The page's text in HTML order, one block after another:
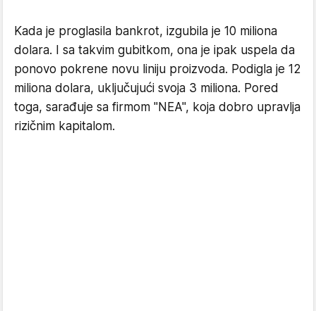
Kada je proglasila bankrot, izgubila je 10 miliona
dolara. I sa takvim gubitkom, ona je ipak uspela da
ponovo pokrene novu liniju proizvoda. Podigla je 12
miliona dolara, uključujući svoja 3 miliona. Pored
toga, sarađuje sa firmom "NEA", koja dobro upravlja
rizičnim kapitalom.